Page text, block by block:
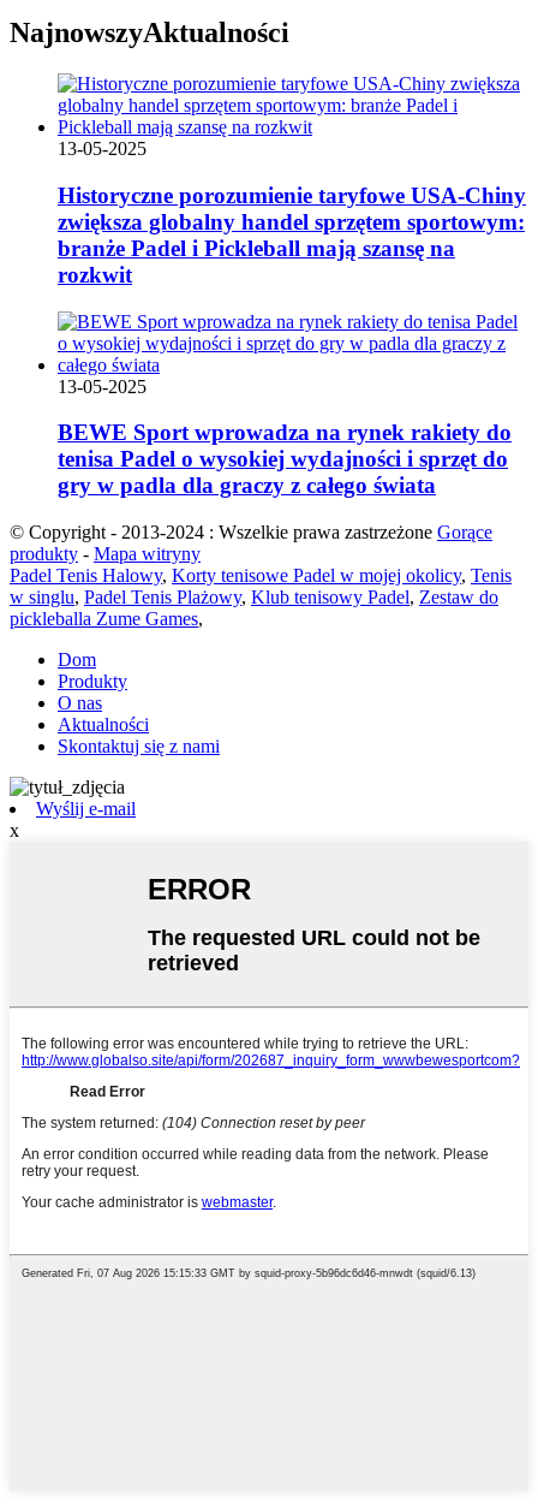
NajnowszyAktualności
13-05-2025
Historyczne porozumienie taryfowe USA-Chiny
zwiększa globalny handel sprzętem sportowym:
branże Padel i Pickleball mają szansę na
rozkwit
13-05-2025
BEWE Sport wprowadza na rynek rakiety do
tenisa Padel o wysokiej wydajności i sprzęt do
gry w padla dla graczy z całego świata
© Copyright - 2013-2024 : Wszelkie prawa zastrzeżone Gorące
produkty - Mapa witryny
Padel Tenis Halowy, Korty tenisowe Padel w mojej okolicy, Tenis
w singlu, Padel Tenis Plażowy, Klub tenisowy Padel, Zestaw do
pickleballa Zume Games,
Dom
Produkty
O nas
Aktualności
Skontaktuj się z nami
Wyślij e-mail
x